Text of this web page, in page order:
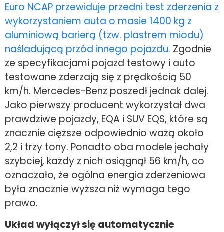
Euro NCAP przewiduje przedni test zderzenia z
wykorzystaniem auta o masie 1400 kg z
aluminiową barierą (tzw. plastrem miodu)
naśladującą przód innego pojazdu. Zgodnie
ze specyfikacjami pojazd testowy i auto
testowane zderzają się z prędkością 50
km/h. Mercedes-Benz poszedł jednak dalej.
Jako pierwszy producent wykorzystał dwa
prawdziwe pojazdy, EQA i SUV EQS, które są
znacznie cięższe odpowiednio ważą około
2,2 i trzy tony. Ponadto oba modele jechały
szybciej, każdy z nich osiągnął 56 km/h, co
oznaczało, że ogólna energia zderzeniowa
była znacznie wyższa niż wymaga tego
prawo.
Układ wyłączył się automatycznie